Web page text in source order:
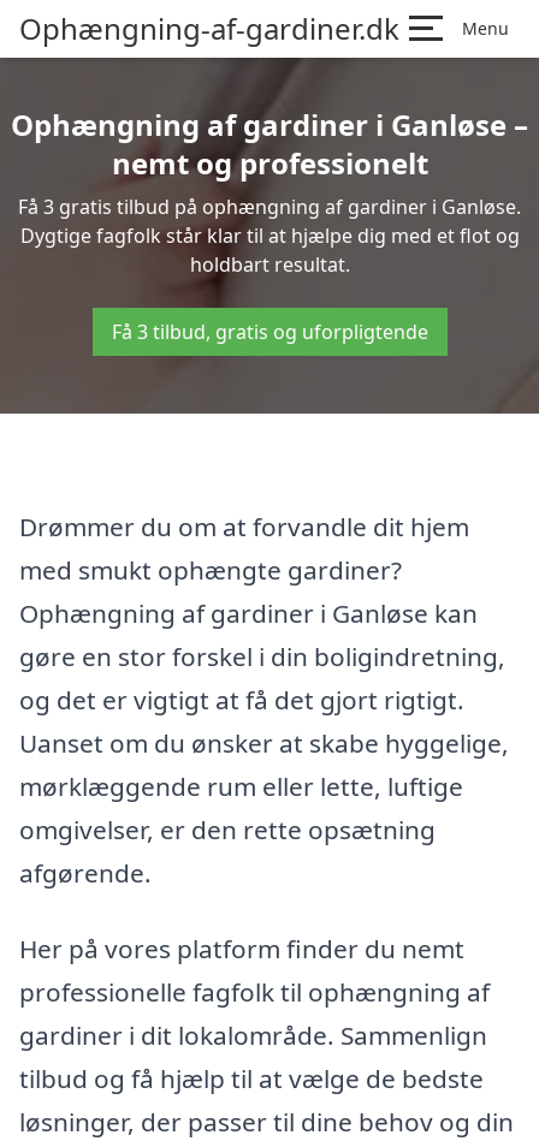
Ophængning-af-gardiner.dk Menu
Ophængning af gardiner i Ganløse –
nemt og professionelt
Få 3 gratis tilbud på ophængning af gardiner i Ganløse.
Dygtige fagfolk står klar til at hjælpe dig med et flot og
holdbart resultat.
Få 3 tilbud, gratis og uforpligtende
Drømmer du om at forvandle dit hjem
med smukt ophængte gardiner?
Ophængning af gardiner i Ganløse kan
gøre en stor forskel i din boligindretning,
og det er vigtigt at få det gjort rigtigt.
Uanset om du ønsker at skabe hyggelige,
mørklæggende rum eller lette, luftige
omgivelser, er den rette opsætning
afgørende.
Her på vores platform finder du nemt
professionelle fagfolk til ophængning af
gardiner i dit lokalområde. Sammenlign
tilbud og få hjælp til at vælge de bedste
løsninger, der passer til dine behov og din